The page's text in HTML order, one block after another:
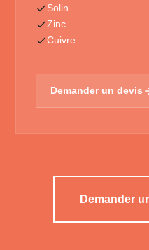
Solin
Zinc
Cuivre
Demander un devis
Demander